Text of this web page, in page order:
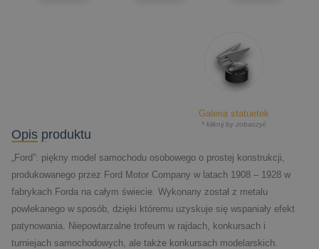
Galeria statuetek
* kliknij by zobaczyć
Opis produktu
„Ford”: piękny model samochodu osobowego o prostej konstrukcji,
produkowanego przez Ford Motor Company w latach 1908 – 1928 w
fabrykach Forda na całym świecie. Wykonany został z metalu
powlekanego w sposób, dzięki któremu uzyskuje się wspaniały efekt
patynowania. Niepowtarzalne trofeum w rajdach, konkursach i
turniejach samochodowych, ale także konkursach modelarskich.